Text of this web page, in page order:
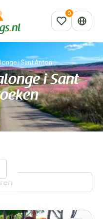
i Sant Antoni
i Sant